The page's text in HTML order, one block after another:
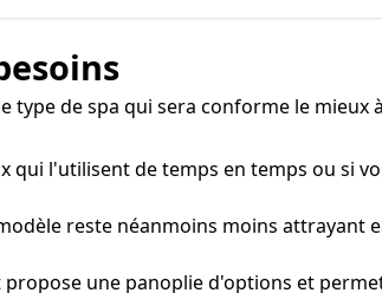
de spa qui sera conforme le mieux
qui l'utilisent de temps en temps ou si
reste néanmoins moins attrayant
une panoplie d'options et